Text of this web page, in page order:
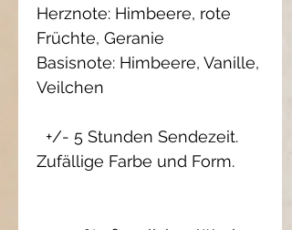
Herznote: Himbeere, rote
Früchte, Geranie
Basisnote: Himbeere, Vanille,
Veilchen
+/- 5 Stunden Sendezeit.
Zufällige Farbe und Form.